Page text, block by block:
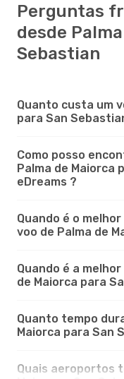
Perguntas
desde
Sebastian
Quanto custa um
para San
Como posso
Palma de Maiorca
eDreams ?
Quando é o
voo de Palma de
Quando é a
de Maiorca para
Quanto tempo
Maiorca para San
Quais aeroportos